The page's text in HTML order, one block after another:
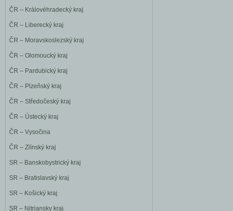
ČR – Královéhradecký kraj
ČR – Liberecký kraj
ČR – Moravskoslezský kraj
ČR – Olomoucký kraj
ČR – Pardubický kraj
ČR – Plzeňský kraj
ČR – Středočeský kraj
ČR – Ústecký kraj
ČR – Vysočina
ČR – Zlínský kraj
SR – Banskobystrický kraj
SR – Bratislavský kraj
SR – Košický kraj
SR – Nitriansky kraj